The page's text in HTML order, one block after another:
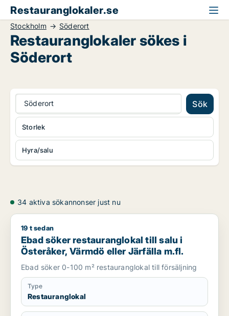
Restauranglokaler.se
Stockholm Söderort
Restauranglokaler sökes i
Söderort
Söderort Sök
Hyra/salu
Storlek
34 aktiva sökannonser just nu
Ebad söker restauranglokal till salu i Österåker, Värmdö
19 t sedan
Ebad söker restauranglokal till salu i
Österåker, Värmdö eller Järfälla m.fl.
Ebad söker 0-100 m² restauranglokal till försäljning
Type
Restauranglokal